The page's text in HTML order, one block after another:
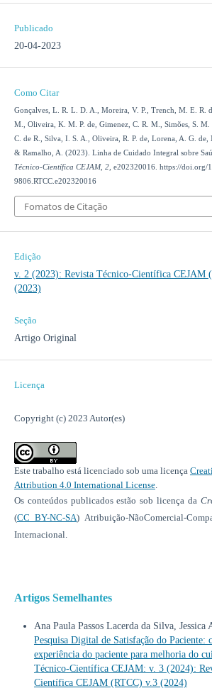
Publicado
20-04-2023
Como Citar
Gonçalves, L. R. L. D. A., Moreira, V. P., Trench, M. E. R.
M., Oliveira, K. M. P. de, Gimenez, C. R. M., Simões, S. M.
C. de R., Silva, I. S. A., Oliveira, R. P. de, Lorena, A. G. de,
& Ramalho, A. (2023). Linha de Cuidado Integral sobre
Técnico-Científica CEJAM, 2, e202320016. https://doi.org/
9806.RTCC.e202320016
Fomatos de Citação
Edição
v. 2 (2023): Revista Técnico-Científica CEJAM
(2023)
Seção
Artigo Original
Licença
Copyright (c) 2023 Autor(es)
Este trabalho está licenciado sob uma licença
Attribution 4.0 International License.
Os conteúdos publicados estão sob licença da
(CC BY-NC-SA) Atribuição-NãoComercial-
Internacional.
Artigos Semelhantes
Ana Paula Passos Lacerda da Silva, Jessica
Pesquisa Digital de Satisfação do Paciente:
experiência do paciente para melhoria do
Técnico-Científica CEJAM: v. 3 (2024):
Científica CEJAM (RTCC) v.3 (2024)